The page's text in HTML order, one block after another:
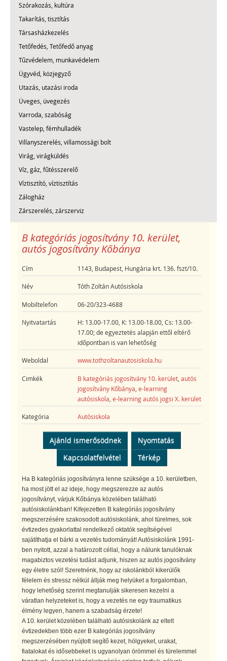
Szórakozás, kultúra
Takarítás, tisztítás
Társasházkezelés
Tetőfedés, Tetőfedő anyag
Tűzvédelem, munkavédelem
Ügyvéd, közjegyző
Utazás, utazási iroda
Üveges, üvegezés
Varroda, szabóság
Vastelep, fémhulladék
Villanyszerelés, villamossági bolt
Virág, virágküldés
Víz, gáz, fűtésszerelő
Víztisztító, víztisztítás
Zálogház
Zárszerelés, zárszerviz
B kategóriás jogosítvány 10. kerület,
autós jogosítvány Kőbánya
Cím 1143, Budapest, Hungária krt. 136. fszt/10.
Név Tóth Zoltán Autósiskola
Mobiltelefon 06-20/323-4688
Nyitvatartás
H: 13.00-17.00, K: 13.00-18.00, Cs: 13.00-
17.00; de egyeztetés alapján ettől eltérő
időpontban is van lehetőség
Weboldal www.tothzoltanautosiskola.hu
Cimkék B kategóriás jogosítvány 10. kerület ,autós
jogosítvány Kőbánya ,e-learning
autósiskola ,e-learning autós jogsi X. kerület
Kategória Autósiskola
Ajánld ismerősödnek
Nyomtatás
Kapcsolatfelvétel
Térkép
Ha B kategóriás jogosítványra lenne szüksége a 10. kerületben,
ha most jött el az ideje, hogy megszerezze az autós
jogosítványt, várjuk Kőbánya közelében található
autósiskolánkban! Kifejezetten B kategóriás jogosítvány
megszerzésére szakosodott autósiskolánk, ahol türelmes, sok
évtizedes gyakorlattal rendelkező oktatók segítségével
sajátíthatja el bárki a vezetés tudományát! Autósiskolánk 1991-
ben nyitott, azzal a határozott céllal, hogy a nálunk tanulóknak
magabiztos vezetési tudást adjunk, hiszen az autós jogosítvány
egy életre szól! Szeretnénk, hogy az iskolánkból kikerülők
félelem és stressz nélkül állják meg helyüket a forgalomban,
hogy lehetőség szerint megtanulják sikeresen kezelni a
váratlan helyzeteket is, hogy a vezetés ne egy traumatikus
élmény legyen, hanem a szabadság érzete!
A 10. kerület közelében található autósiskolánk az eltelt
évtizedekben több ezer B kategóriás jogosítvány
megszerzésében nyújtott segítő kezet, hölgyeket, urakat,
fiatalokat és idősebbeket is ugyanolyan örömmel és türelemmel